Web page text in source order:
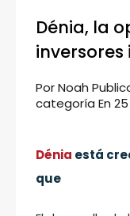
Dénia, la
PorNoah
categoría En
Dénia está
que